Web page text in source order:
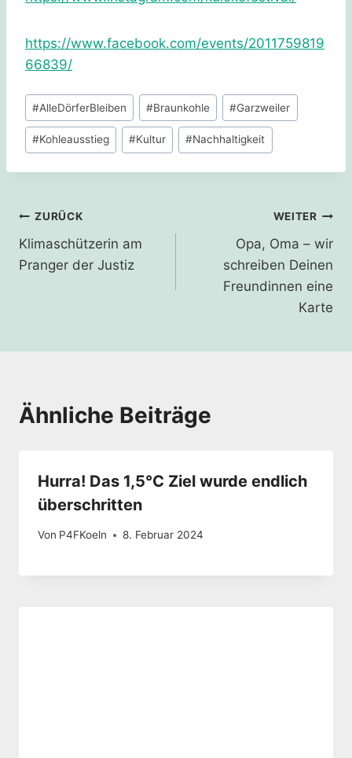
https://www.facebook.com/events/2011759819
66839/
Schlagworte:
#AlleDörferBleiben #Braunkohle #Garzweiler
#Kohleausstieg #Kultur #Nachhaltigkeit
Beitragsnavigation
ZURÜCK
Klimaschützerin am
Pranger der Justiz
WEITER
Opa, Oma – wir
schreiben Deinen
Freundinnen eine
Karte
Ähnliche Beiträge
Hurra! Das 1,5°C Ziel wurde endlich
überschritten
Von P4FKoeln 8. Februar 2024